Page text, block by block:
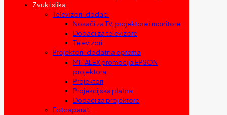
Zvuk i slika
Televizori i dodaci
Nosači za TV, projektore i monitore
Dodaci za televizore
Televizori
Projektori i dodatna oprema
MIT ALEX promocija EPSON
projektora
Projektori
Projekcijska platna
Dodaci za projektore
Fotoaparati